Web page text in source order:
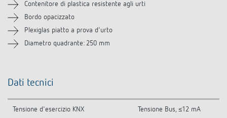
Contenitore di plastica resistente agli urti
Bordo opacizzato
Plexiglas piatto a prova d'urto
Diametro quadrante: 250 mm
Dati tecnici
Tensione d'esercizio KNX Tensione Bus, ≤12 mA